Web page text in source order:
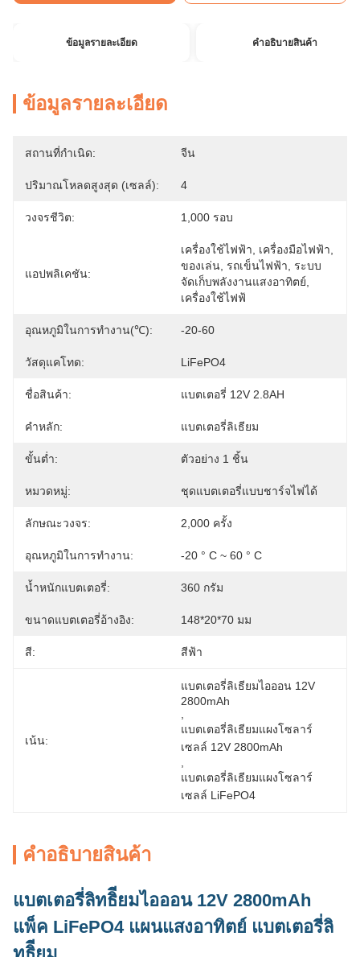
ข้อมูลรายละเอียด คําอธิบายสินค้า
ข้อมูลรายละเอียด
สถานที่กำเนิด: จีน
ปริมาณโหลดสูงสุด (เซลล์): 4
วงจรชีวิต: 1,000 รอบ
แอปพลิเคชัน:
เครื่องใช้ไฟฟ้า, เครื่องมือไฟฟ้า,
ของเล่น, รถเข็นไฟฟ้า, ระบบ
จัดเก็บพลังงานแสงอาทิตย์,
เครื่องใช้ไฟฟ้
อุณหภูมิในการทำงาน(℃): -20-60
วัสดุแคโทด: LiFePO4
ชื่อสินค้า: แบตเตอรี่ 12V 2.8AH
คำหลัก: แบตเตอรี่ลิเธียม
ขั้นต่ำ: ตัวอย่าง 1 ชิ้น
หมวดหมู่: ชุดแบตเตอรี่แบบชาร์จไฟได้
ลักษณะวงจร: 2,000 ครั้ง
อุณหภูมิในการทำงาน: -20 ° C ~ 60 ° C
น้ำหนักแบตเตอรี่: 360 กรัม
ขนาดแบตเตอรี่อ้างอิง: 148*20*70 มม
สี: สีฟ้า
เน้น:
แบตเตอรี่ลิเธียมไอออน 12V
2800mAh
แบตเตอรี่ลิเธียมแผงโซลาร์
เซลล์ 12V 2800mAh
แบตเตอรี่ลิเธียมแผงโซลาร์
เซลล์ LiFePO4
คําอธิบายสินค้า
แบตเตอรี่ลิทธิียมไอออน 12V 2800mAh
แพ็ค LiFePO4 แผนแสงอาทิตย์ แบตเตอรี่ลิ